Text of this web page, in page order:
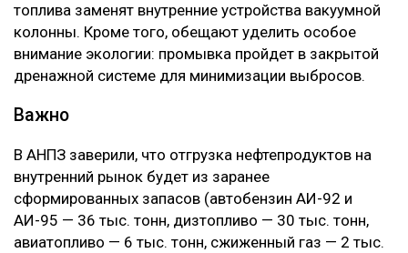
топлива заменят внутренние устройства вакуумной
колонны. Кроме того, обещают уделить особое
внимание экологии: промывка пройдет в закрытой
дренажной системе для минимизации выбросов.
Важно
В АНПЗ заверили, что отгрузка нефтепродуктов на
внутренний рынок будет из заранее
сформированных запасов (автобензин АИ-92 и
АИ-95 — 36 тыс. тонн, дизтопливо — 30 тыс. тонн,
авиатопливо — 6 тыс. тонн, сжиженный газ — 2 тыс.